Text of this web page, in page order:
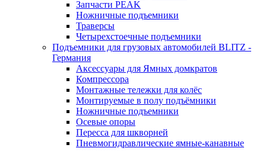
Запчасти PEAK
Ножничные подъемники
Траверсы
Четырехстоечные подъемники
Подъемники для грузовых автомобилей BLITZ -
Германия
Аксессуары для Ямных домкратов
Компрессора
Монтажные тележки для колёс
Монтируемые в полу подъёмники
Ножничные подъемники
Осевые опоры
Пересса для шкворней
Пневмогидравлические ямные-канавные